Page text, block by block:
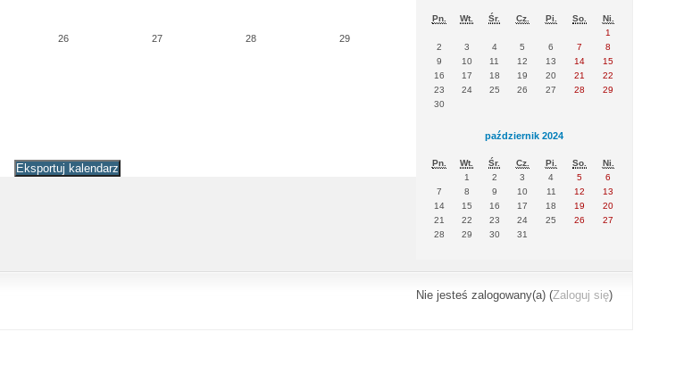
26 27 28 29
Pn. Wt. Śr. Cz. Pi. So.
Ni.
1
2
3 4 5 6 7
8
9
10 11 12 13 14
15
16
17 18 19 20 21
22
23
24 25 26 27 28
29
30
październik 2024
Pn. Wt. Śr. Cz. Pi. So.
Ni.
1
2 3 4 5
6
7
8 9 10 11 12
13
14
15 16 17 18 19
20
21
22 23 24 25 26
27
28
29 30 31
Nie jesteś zalogowany(a) (Zaloguj się)